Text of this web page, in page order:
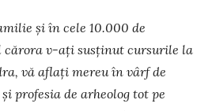
și în cele 10.000 de
cărora v-ați susținut cursurile la
vă aflați me­reu în vârf de
pro­fesia de arheolog tot pe